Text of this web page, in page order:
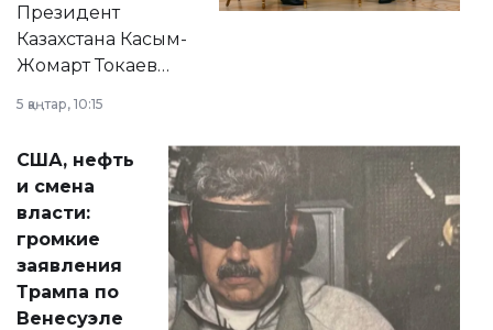
Президент
Казахстана Касым-
Жомарт Токаев
сразу несколько
актуальных тем —
от слухов о
политических
реформах до
вопросов армии,
экономики и
личного здоровья.
5 қаңтар, 10:15
США, нефть
и смена
власти:
громкие
заявления
Трампа по
Венесуэле